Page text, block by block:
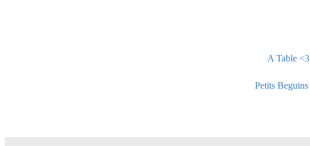
A Table <3
Petits Beguins